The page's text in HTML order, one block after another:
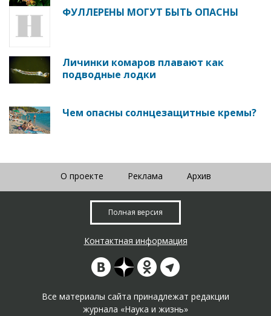
ФУЛЛЕРЕНЫ МОГУТ БЫТЬ ОПАСНЫ
Личинки комаров плавают как
подводные лодки
Чем опасны солнцезащитные кремы?
О проекте Реклама Архив
Полная версия
Контактная информация
Все материалы сайта принадлежат редакции
журнала «Наука и жизнь»